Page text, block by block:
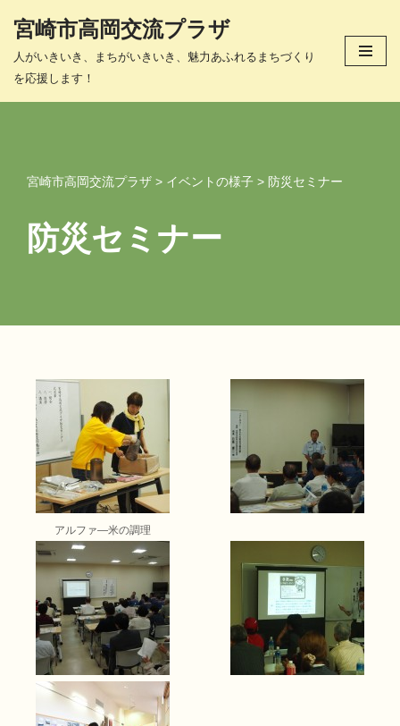
コ
宮崎市高岡交流プラザ
人がいきいき、まちがいきいき、魅力あふれるまちづくり
を応援します！
宮崎市高岡交流プラザ > イベントの様子 > 防災セミナー
防災セミナー
アルファ―米の調理